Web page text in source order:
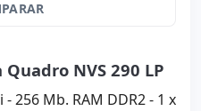
NVS 290 LP
256 Mb. RAM DDR2 - 1 x